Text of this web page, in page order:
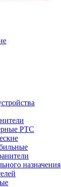
PTC
назначения